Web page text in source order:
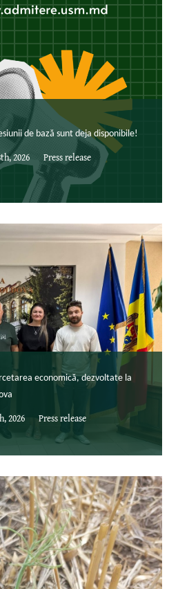
de bază sunt deja disponibile!
2026 Press release
economică, dezvoltate la
2026 Press release